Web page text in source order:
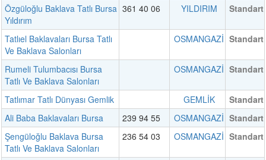
Özgüloğlu Baklava Tatlı Bursa
Yıldırım
361 40 06 YILDIRIM Standart
Tatlıel Baklavaları Bursa Tatlı
Ve Baklava Salonları
OSMANGAZİ Standart
Rumeli Tulumbacısı Bursa
Tatlı Ve Baklava Salonları
OSMANGAZİ Standart
Tatlımar Tatlı Dünyası Gemlik GEMLİK
Standart
Ali Baba Baklavaları Bursa
239 94 55 OSMANGAZİ Standart
Şengüloğlu Baklava Bursa
Tatlı Ve Baklava Salonları
236 54 03 OSMANGAZİ Standart